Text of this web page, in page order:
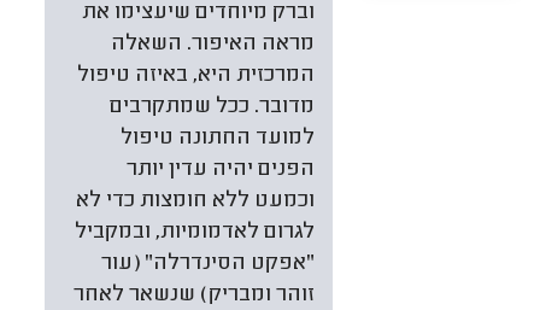
וברק מיוחדים שיעצימו את
מראה האיפור. השאלה
המרכזית היא, באיזה טיפול
מדובר. ככל שמתקרבים
למועד החתונה טיפול
הפנים יהיה עדין יותר
וכמעט ללא חומצות כדי לא
לגרום לאדמומיות, ובמקביל
"אפקט הסינדרלה" (עור
זוהר ומבריק) שנשאר לאחר